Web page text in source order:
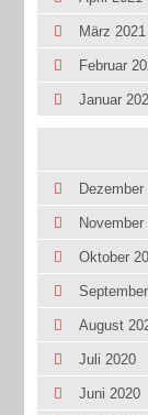
März 2021
Februar
Januar
Dezember
November
Oktober
August
Juli 2020
Juni 2020